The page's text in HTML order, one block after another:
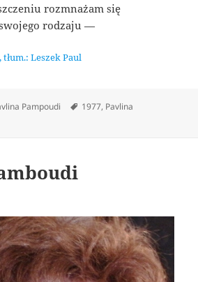
rozmnażam się
rodzaju —
tłum.: Leszek Paul
Pampoudi Tags
1977, Pavlina